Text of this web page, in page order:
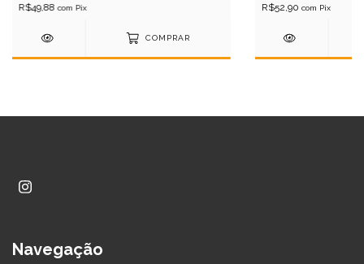
R$49,88com Pix
COMPRAR
R$52,90 com Pix
Navegação